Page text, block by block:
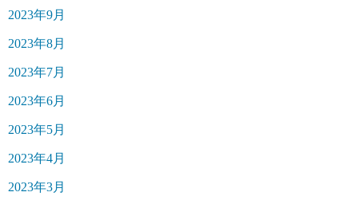
2023年9月
2023年8月
2023年7月
2023年6月
2023年5月
2023年4月
2023年3月